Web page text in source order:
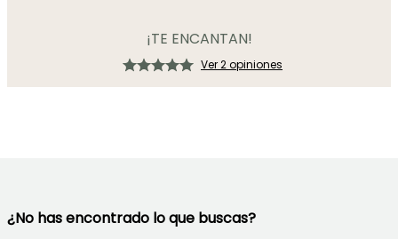
¡TE ENCANTAN!
Ver 2 opiniones
¿No has encontrado lo que buscas?